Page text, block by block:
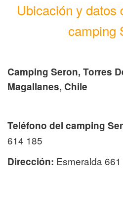
Ubicación y datos
camping
Camping Seron, Torres
Magallanes, Chile
Teléfono del camping
614 185
Dirección: Esmeralda 661